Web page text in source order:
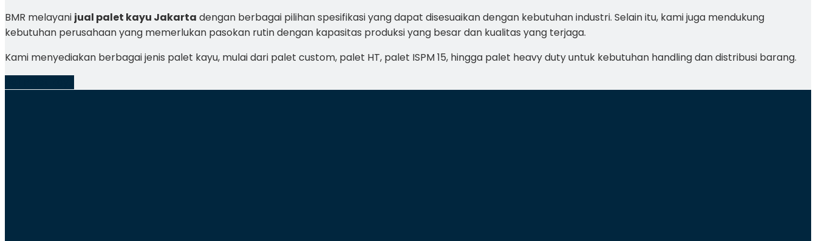
BMR melayani jual palet kayu Jakarta dengan berbagai pilihan spesifikasi yang dapat disesuaikan dengan kebutuhan industri. Selain itu, kami juga mendukung
kebutuhan perusahaan yang memerlukan pasokan rutin dengan kapasitas produksi yang besar dan kualitas yang terjaga.
Kami menyediakan berbagai jenis palet kayu, mulai dari palet custom, palet HT, palet ISPM 15, hingga palet heavy duty untuk kebutuhan handling dan distribusi barang.